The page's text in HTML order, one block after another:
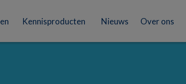
Kennisproducten Nieuws Over ons